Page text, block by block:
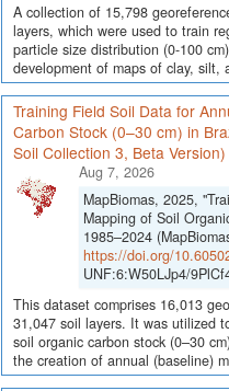
A collection of 15,798
layers, which were used to train
particle size distribution (0-100
development of maps of clay,
Training Field Soil Data for
Carbon Stock (0–30 cm) in
Soil Collection 3, Beta Version)
Aug 7, 2026
MapBiomas, 2025,
Mapping of Soil
1985–2024
https://doi.org/
UNF:6:W50LJp4/
This dataset comprises 16,013
31,047 soil layers. It was utilized
soil organic carbon stock (0–30
the creation of annual (baseline)